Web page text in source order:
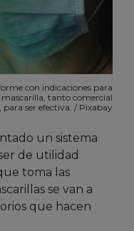
con indicaciones para
tanto comercial
ser efectiva. / Pixabay
un sistema
de utilidad
toma las
se van a
que hacen